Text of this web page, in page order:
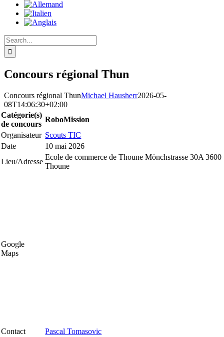
Search
for:
Concours régional Thun
Concours régional ThunMichael Hausherr2026-05-
08T14:06:30+02:00
Catégorie(s)
de concours
RoboMission
Organisateur Scouts TIC
Date
10 mai 2026
Lieu/Adresse
Ecole de commerce de Thoune Mönchstrasse 30A 3600
Thoune
Google
Maps
Contact Pascal Tomasovic